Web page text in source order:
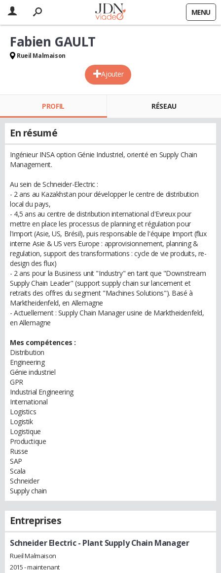
MENU
Ajouter
Fabien GAULT
Rueil Malmaison
PROFIL RÉSEAU
En résumé
Ingénieur INSA option Génie Industriel, orienté en Supply Chain
Management.
Au sein de Schneider-Electric :
- 2 ans au Kazakhstan pour développer le centre de distribution
local du pays,
- 4,5 ans au centre de distribution international d'Evreux pour
mettre en place les processus de planning et régulation pour
l'import (Asie, US, Brésil), puis responsable de l'équipe Import (flux
interne Asie & US vers Europe : approvisionnement, planning &
regulation, support des transformations : cycle de vie produits, re-
design des flux)
- 2 ans pour la Business unit "Industry" en tant que "Downstream
Supply Chain Leader" (support supply chain sur lancement et
retraits des offres du segment "Machines Solutions"). Basé à
Marktheidenfeld, en Allemagne
- Actuellement : Supply Chain Manager usine de Marktheidenfeld,
en Allemagne
Mes compétences :
Distribution
Engineering
Génie industriel
GPR
Industrial Engineering
International
Logistics
Logistik
Logistique
Productique
Russe
SAP
Scala
Schneider
Supply chain
Entreprises
Schneider Electric- Plant Supply Chain Manager
Rueil Malmaison
2015 - maintenant